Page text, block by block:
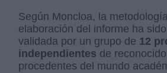
Según Moncloa, la
elaboración del informe ha
validada por un grupo de 12
independientes de
procedentes del mundo